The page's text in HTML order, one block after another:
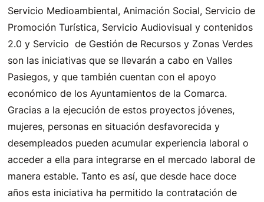
Servicio Medioambiental, Animación Social, Servicio de
Promoción Turística, Servicio Audiovisual y contenidos
2.0 y Servicio de Gestión de Recursos y Zonas Verdes
son las iniciativas que se llevarán a cabo en Valles
Pasiegos, y que también cuentan con el apoyo
económico de los Ayuntamientos de la Comarca.
Gracias a la ejecución de estos proyectos jóvenes,
mujeres, personas en situación desfavorecida y
desempleados pueden acumular experiencia laboral o
acceder a ella para integrarse en el mercado laboral de
manera estable. Tanto es así, que desde hace doce
años esta iniciativa ha permitido la contratación de